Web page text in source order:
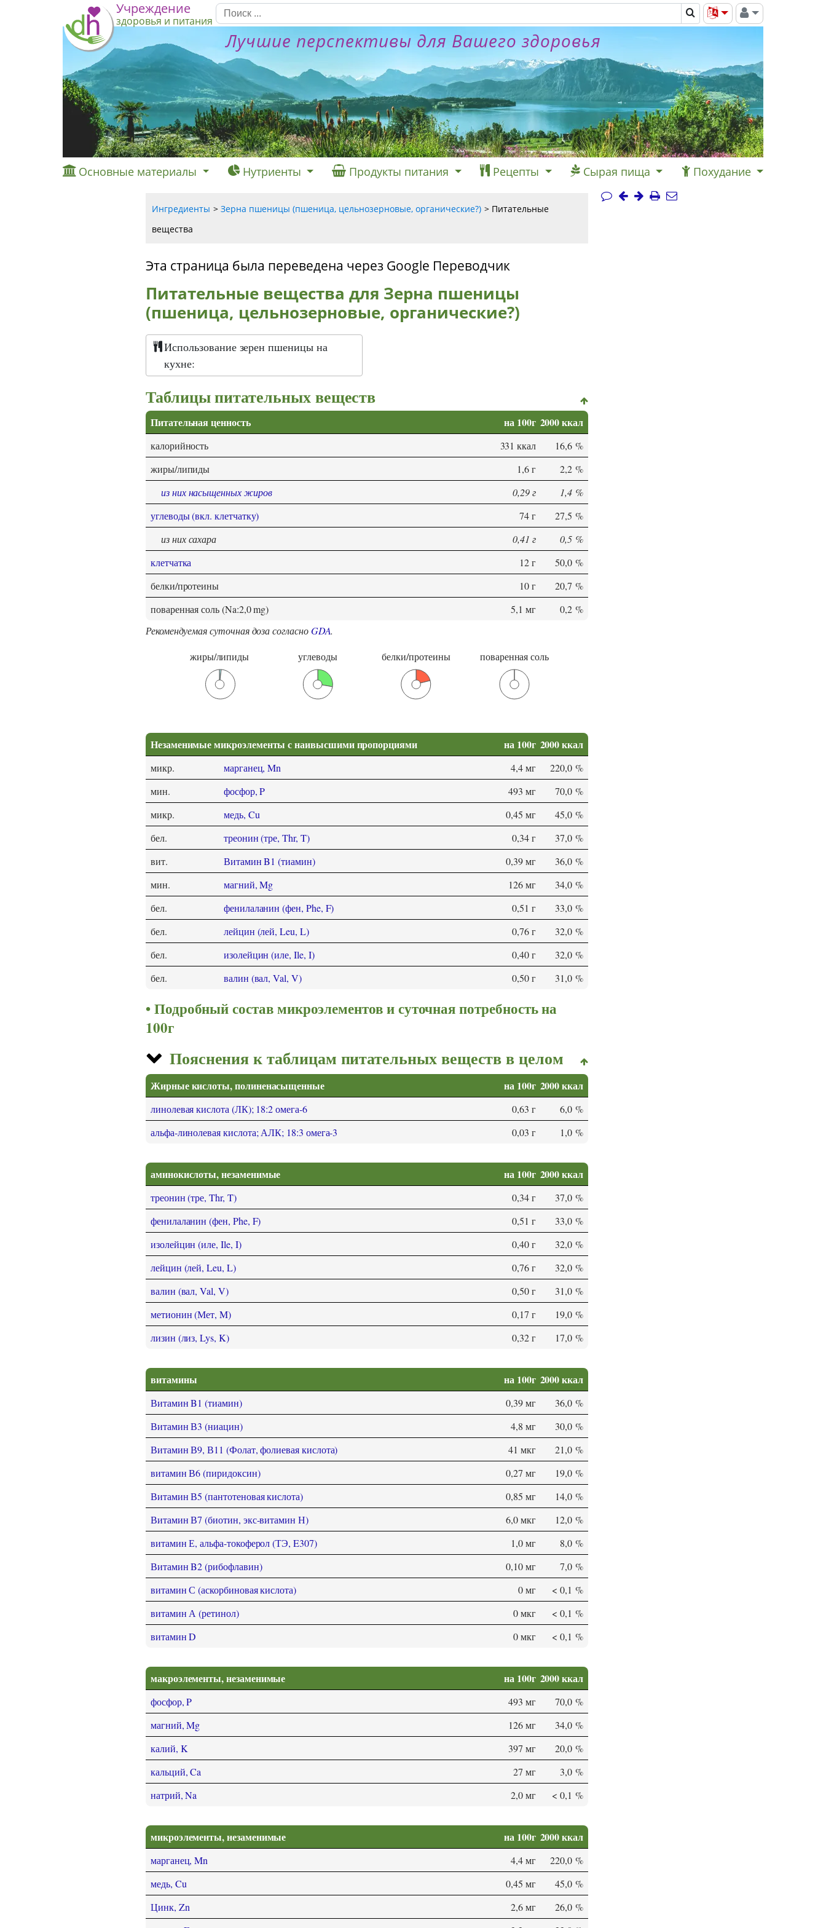
Учреждение
здоровья и питания
Лучшие перспективы для Вашего здоровья
Основные материалы Нутриенты Продукты питания Рецепты Сырая пища Похудание
Ингредиенты Зерна пшеницы (пшеница, цельнозерновые, органические?)
Питательные
вещества
Эта страница была переведена через Google Переводчик
Питательные вещества для Зерна пшеницы
(пшеница, цельнозерновые, органические?)
Использование зерен пшеницы на
кухне:
Таблицы питательных веществ
Питательная ценность на 100г 2000 ккал
калорийность 331 ккал
16,6 %
жиры/липиды
1,6 г
2,2 %
из них насыщенных жиров
0,29 г
1,4 %
углеводы (вкл. клетчатку)
74 г
27,5 %
из них сахара
0,41 г
0,5 %
клетчатка
12 г
50,0 %
белки/протеины
10 г
20,7 %
поваренная соль (Na:2,0 mg)
5,1 мг
0,2 %
Рекомендуемая суточная доза согласноGDA.
жиры/липиды
углеводы белки/протеины поваренная соль
Незаменимые микроэлементы с наивысшими пропорциями на 100г 2000 ккал
микр. марганец, Mn 4,4 мг
220,0 %
мин.
фосфор, P 493 мг
70,0 %
микр.
медь, Cu 0,45 мг
45,0 %
бел.
треонин (тре, Thr, T) 0,34 г
37,0 %
вит.
Витамин B1 (тиамин) 0,39 мг
36,0 %
мин.
магний, Mg 126 мг
34,0 %
бел.
фенилаланин (фен, Phe, F) 0,51 г
33,0 %
бел.
лейцин (лей, Leu, L) 0,76 г
32,0 %
бел.
изолейцин (иле, Ile, I) 0,40 г
32,0 %
бел.
валин (вал, Val, V) 0,50 г 31,0 %
Подробный состав микроэлементов и суточная потребность на
100г
Пояснения к таблицам питательных веществ в целом
Жирные кислоты, полиненасыщенные на 100г 2000 ккал
линолевая кислота (ЛК); 18:2 омега-6 0,63 г
6,0 %
альфа-линолевая кислота; АЛК; 18:3 омега-3
0,03 г 1,0 %
аминокислоты, незаменимые на 100г 2000 ккал
треонин (тре, Thr, T) 0,34 г
37,0 %
фенилаланин (фен, Phe, F)
0,51 г
33,0 %
изолейцин (иле, Ile, I)
0,40 г
32,0 %
лейцин (лей, Leu, L)
0,76 г
32,0 %
валин (вал, Val, V)
0,50 г
31,0 %
метионин (Мет, M)
0,17 г
19,0 %
лизин (лиз, Lys, K)
0,32 г 17,0 %
витамины на 100г 2000 ккал
Витамин B1 (тиамин) 0,39 мг
36,0 %
Витамин В3 (ниацин)
4,8 мг
30,0 %
Витамин В9, В11 (Фолат, фолиевая кислота)
41 мкг
21,0 %
витамин В6 (пиридоксин)
0,27 мг
19,0 %
Витамин В5 (пантотеновая кислота)
0,85 мг
14,0 %
Витамин В7 (биотин, экс-витамин Н)
6,0 мкг
12,0 %
витамин Е, альфа-токоферол (ТЭ, E307)
1,0 мг
8,0 %
Витамин B2 (рибофлавин)
0,10 мг
7,0 %
витамин С (аскорбиновая кислота)
0 мг
< 0,1 %
витамин А (ретинол)
0 мкг
< 0,1 %
витамин D
0 мкг < 0,1 %
макроэлементы, незаменимые на 100г 2000 ккал
фосфор, P 493 мг
70,0 %
магний, Mg
126 мг
34,0 %
калий, K
397 мг
20,0 %
кальций, Ca
27 мг
3,0 %
натрий, Na
2,0 мг < 0,1 %
микроэлементы, незаменимые на 100г 2000 ккал
марганец, Mn 4,4 мг
220,0 %
медь, Cu
0,45 мг
45,0 %
Цинк, Zn
2,6 мг
26,0 %